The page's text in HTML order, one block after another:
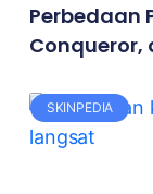
Perbedaan
Conqueror,
SKINPEDIA